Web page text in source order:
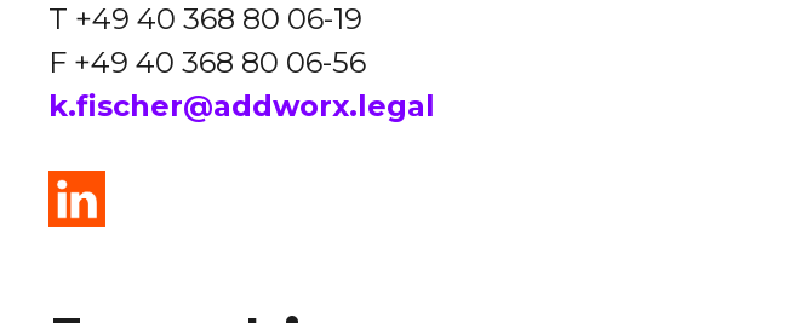
T +49 40 368 80 06-19
F +49 40 368 80 06-56
k.fischer@addworx.legal